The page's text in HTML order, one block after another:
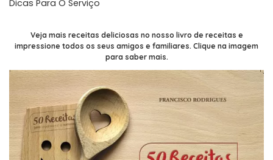
Dicas Para O Serviço
Veja mais receitas deliciosas no nosso livro de receitas e
impressione todos os seus amigos e familiares. Clique na imagem
para saber mais.